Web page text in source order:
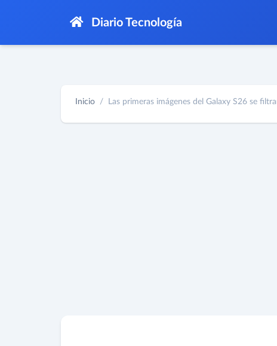
Diario Tecnología
Inicio Las primeras imágenes del Galaxy S26 se